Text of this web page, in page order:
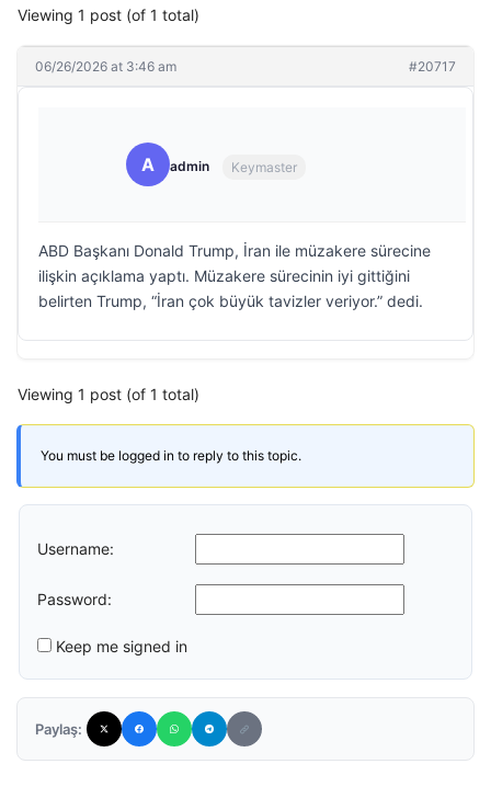
Viewing 1 post (of 1 total)
06/26/2026 at 3:46 am #20717
A admin Keymaster
ABD Başkanı Donald Trump, İran ile müzakere sürecine
ilişkin açıklama yaptı. Müzakere sürecinin iyi gittiğini
belirten Trump, “İran çok büyük tavizler veriyor.” dedi.
Viewing 1 post (of 1 total)
You must be logged in to reply to this topic.
Username:
Password:
Keep me signed in
Paylaş: